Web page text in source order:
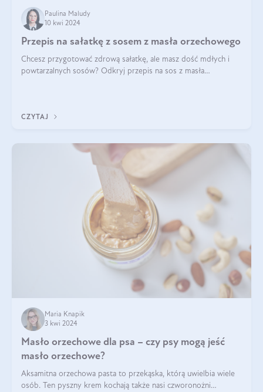
Paulina Maludy
10 kwi 2024
Przepis na sałatkę z sosem z masła orzechowego
Chcesz przygotować zdrową sałatkę, ale masz dość mdłych i
powtarzalnych sosów? Odkryj przepis na sos z masła
CZYTAJ
Maria Knapik
3 kwi 2024
Masło orzechowe dla psa – czy psy mogą jeść
masło orzechowe?
Aksamitna orzechowa pasta to przekąska, którą uwielbia wiele
osób. Ten pyszny krem kochają także nasi czworonożni